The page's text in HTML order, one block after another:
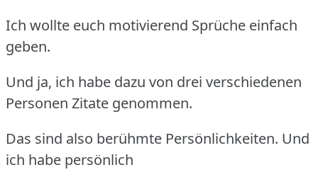
Ich wollte euch motivierend Sprüche einfach
geben.
Und ja, ich habe dazu von drei verschiedenen
Personen Zitate genommen.
Das sind also berühmte Persönlichkeiten. Und
ich habe persönlich